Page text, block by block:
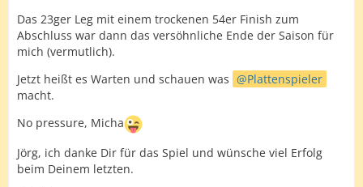
Das 23ger Leg mit einem trockenen 54er Finish zum
Abschluss war dann das versöhnliche Ende der Saison für
mich (vermutlich).
Jetzt heißt es Warten und schauen was
Plattenspieler
macht.
No pressure, Micha
Jörg, ich danke Dir für das Spiel und wünsche viel Erfolg
beim Deinem letzten.